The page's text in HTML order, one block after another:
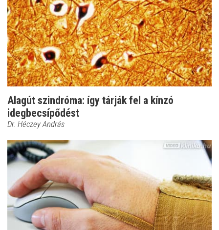
Alagút szindróma: így tárják fel a kínzó
idegbecsípődést
Dr. Héczey András